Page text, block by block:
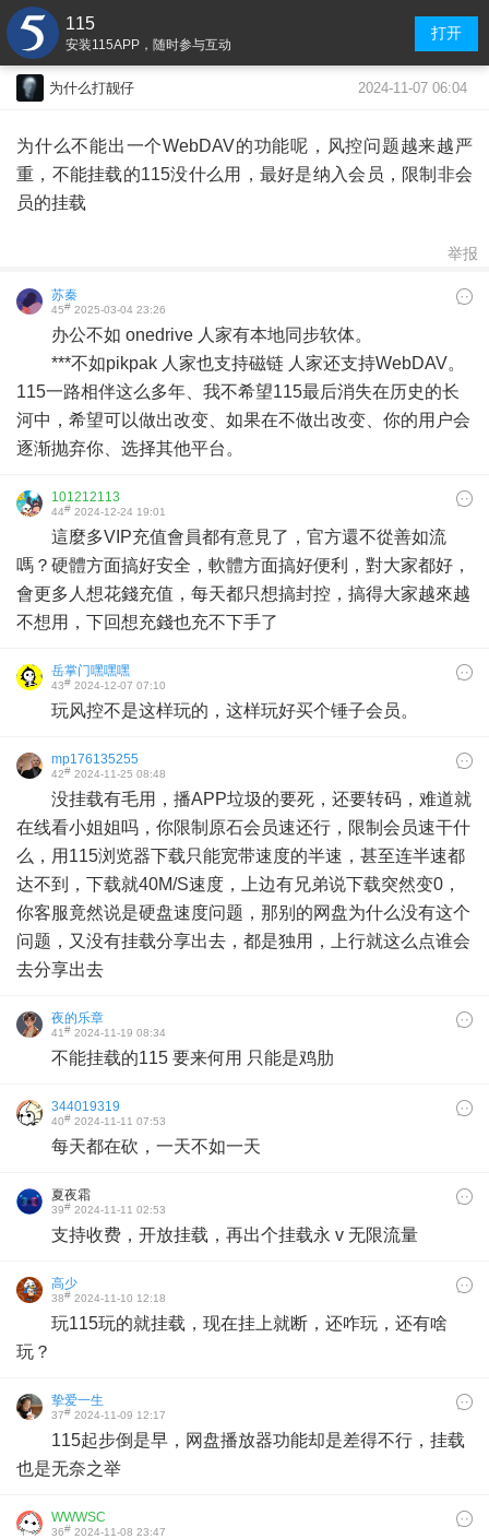
115
安装115APP，随时参与互动
打开
为什么打靓仔 2024-11-07 06:04
为什么不能出一个WebDAV的功能呢，风控问题越来越严
重，不能挂载的115没什么用，最好是纳入会员，限制非会
员的挂载
举报
苏秦
45# 2025-03-04 23:26
办公不如 onedrive 人家有本地同步软体。
***不如pikpak 人家也支持磁链 人家还支持WebDAV。
115一路相伴这么多年、我不希望115最后消失在历史的长
河中，希望可以做出改变、如果在不做出改变、你的用户会
逐渐抛弃你、选择其他平台。
101212113
44# 2024-12-24 19:01
這麼多VIP充值會員都有意見了，官方還不從善如流
嗎？硬體方面搞好安全，軟體方面搞好便利，對大家都好，
會更多人想花錢充值，每天都只想搞封控，搞得大家越來越
不想用，下回想充錢也充不下手了
岳掌门嘿嘿嘿
43# 2024-12-07 07:10
玩风控不是这样玩的，这样玩好买个锤子会员。
mp176135255
42# 2024-11-25 08:48
没挂载有毛用，播APP垃圾的要死，还要转码，难道就
在线看小姐姐吗，你限制原石会员速还行，限制会员速干什
么，用115浏览器下载只能宽带速度的半速，甚至连半速都
达不到，下载就40M/S速度，上边有兄弟说下载突然变0，
你客服竟然说是硬盘速度问题，那别的网盘为什么没有这个
问题，又没有挂载分享出去，都是独用，上行就这么点谁会
去分享出去
夜的乐章
41# 2024-11-19 08:34
不能挂载的115 要来何用 只能是鸡肋
344019319
40# 2024-11-11 07:53
每天都在砍，一天不如一天
夏夜霜
39# 2024-11-11 02:53
支持收费，开放挂载，再出个挂载永 v 无限流量
高少
38# 2024-11-10 12:18
玩115玩的就挂载，现在挂上就断，还咋玩，还有啥
玩？
挚爱一生
37# 2024-11-09 12:17
115起步倒是早，网盘播放器功能却是差得不行，挂载
也是无奈之举
WWWSC
36# 2024-11-08 23:47